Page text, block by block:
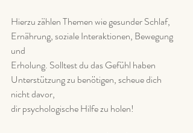
Hierzu zählen Themen wie gesunder Schlaf,
Ernährung, soziale Interaktionen, Bewegung
und
Erholung. Solltest du das Gefühl haben
Unterstützung zu benötigen, scheue dich
nicht davor,
dir psychologische Hilfe zu holen!